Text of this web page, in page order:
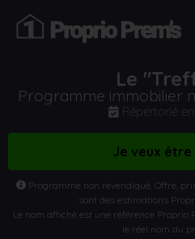
Le
Programme immobilier
Répertorié en
Je veux être
Programme non revendiqué. Offre,
sont des estimations
Le nom affiché est une référence Proprio
le réel nom du